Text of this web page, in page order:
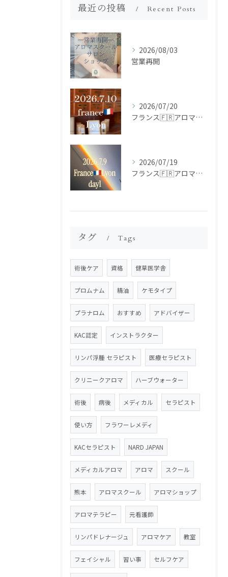
最近の投稿 Recent Posts
2026/08/03
営業再開
2026/07/20
フランス🇫🇷アロマ研修ツアー𝗱𝗮𝘆𝟮
2026/07/19
フランス🇫🇷アロマ研修ツアー𝗱𝗮𝘆𝟭
タグ Tags
術後ケア 資格 健草医学舎
プロムナム 精油 ケモタイプ
プラナロム おすすめ アドバイザー
KAC認定 インストラクター
リンパ浮腫 セラピスト 医療セラピスト
クリニークアロマ ハーブウォーター
術後 病後 メディカル セラピスト
使い方 フラワーレメディ
KACセラピスト NARD JAPAN
メディカルアロマ アロマ スクール
熊本 アロマスクール アロマショップ
アロマテラピー 元看護師
リンパドレナージュ アロマケア 教室
フェイシャル 習い事 セルフケア